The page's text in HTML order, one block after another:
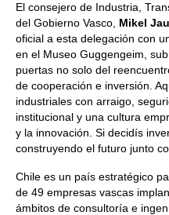
El consejero de Industria,
del Gobierno Vasco, Mikel
oficial a esta delegación con
en el Museo Guggengeim,
puertas no solo del
de cooperación e inversión.
industriales con arraigo,
institucional y una cultura
y la innovación. Si decidís
construyendo el futuro junto
Chile es un país estratégico
de 49 empresas vascas
ámbitos de consultoría e